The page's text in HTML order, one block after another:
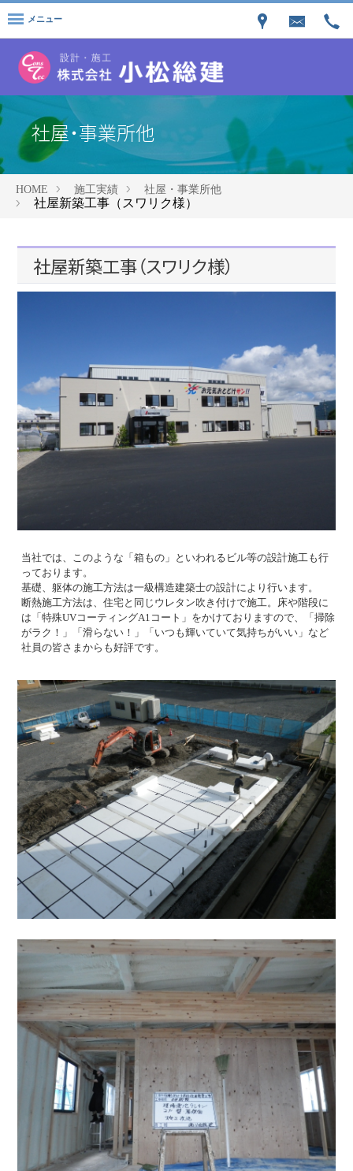
メニュー
社屋・事業所他
HOME 施工実績 社屋・事業所他
社屋新築工事（スワリク様）
社屋新築工事（スワリク様）
当社では、このような「箱もの」といわれるビル等の設計施工も行
っております。
基礎、躯体の施工方法は一級構造建築士の設計により行います。
断熱施工方法は、住宅と同じウレタン吹き付けで施工。床や階段に
は「特殊UVコーティングA1コート」をかけておりますので、「掃除
がラク！」「滑らない！」「いつも輝いていて気持ちがいい」など
社員の皆さまからも好評です。